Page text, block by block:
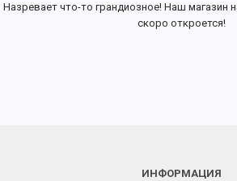
Назревает что-то грандиозное! Наш магазин
скоро откроется!
ИНФОРМАЦИЯ